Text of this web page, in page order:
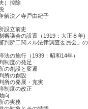
控除
解決／寺戸由紀子
立前史
会の設置（1919：大正８年)
関スル法律調査委員会」の
施行（1939：昭和14年）
度の発足
創設と変遷
の創設
発展・充実
度の改正
実務